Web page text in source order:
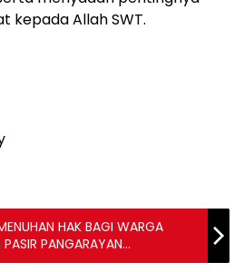
kepada Allah SWT.
HAK BAGI WARGA
PANGARAYAN
TPP PADA 71 ORANG